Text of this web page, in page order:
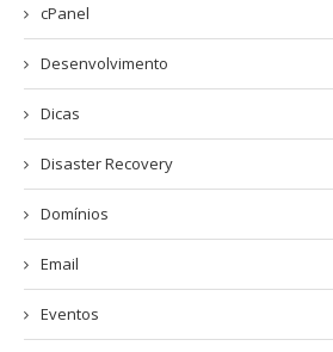
cPanel
Desenvolvimento
Dicas
Disaster Recovery
Domínios
Email
Eventos